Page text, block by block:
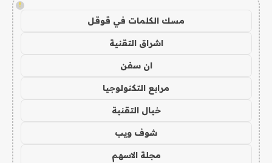
!
مسك الكلمات في قوقل
اشراق التقنية
ان سفن
مرابع التكنولوجيا
خيال التقنية
شوف ويب
مجلة الاسهم